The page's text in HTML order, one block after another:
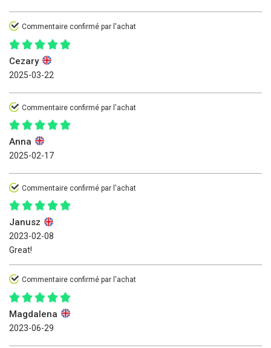
Commentaire confirmé par l'achat
Cezary
2025-03-22
Commentaire confirmé par l'achat
Anna
2025-02-17
Commentaire confirmé par l'achat
Janusz
2023-02-08
Great!
Commentaire confirmé par l'achat
Magdalena
2023-06-29